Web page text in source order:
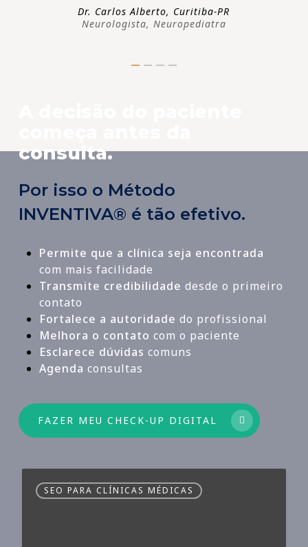
Dr. Carlos Alberto, Curitiba-PR
Neurologista, Neuropediatra
consulta.
Por isso o Método
INVENTIVA® é tão efetivo.
Permite que a clínica seja encontrada
com mais facilidade
Transmite credibilidade desde o primeiro
contato
Fortalece a autoridade do profissional
Melhora o contato com o paciente
Esclarece dúvidas comuns
Agenda consultas
FAZER MEU CHECK-UP DIGITAL
Hiperlocal
SEO PARA CLÍNICAS MÉDICAS